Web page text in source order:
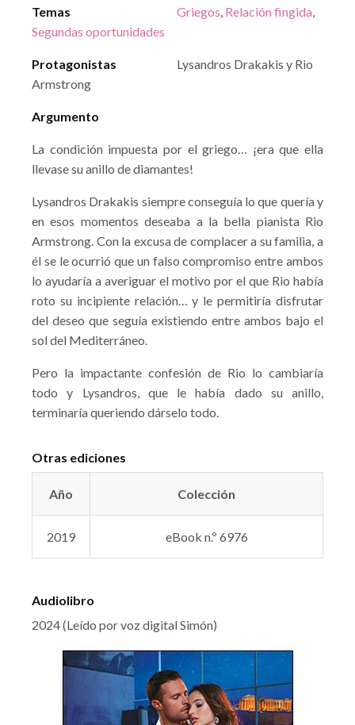
Temas Griegos, Relación fingida,
Segundas oportunidades
Protagonistas
Lysandros Drakakis y Rio
Armstrong
Argumento
La condición impuesta por el griego… ¡era que ella
llevase su anillo de diamantes!
Lysandros Drakakis siempre conseguía lo que quería y
en esos momentos deseaba a la bella pianista Rio
Armstrong. Con la excusa de complacer a su familia, a
él se le ocurrió que un falso compromiso entre ambos
lo ayudaría a averiguar el motivo por el que Rio había
roto su incipiente relación… y le permitiría disfrutar
del deseo que seguía existiendo entre ambos bajo el
sol del Mediterráneo.
Pero la impactante confesión de Rio lo cambiaría
todo y Lysandros, que le había dado su anillo,
terminaría queriendo dárselo todo.
Otras ediciones
Año Colección
2019 eBook n.º 6976
Audiolibro
2024 (Leído por voz digital Simón)